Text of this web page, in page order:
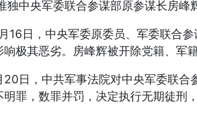
央军委联合参谋部原参谋长房峰辉
日，中央军委原委员、军委联合参
极其恶劣。房峰辉被开除党籍、军
，中共军事法院对中央军委联合参
明罪，数罪并罚，决定执行无期徒刑